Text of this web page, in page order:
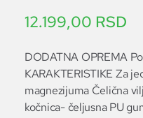
12.199,00 RSD
DODATNA OPREMA
KARAKTERISTIKE Za
magnezijuma Čelična
kočnica- čeljusna PU